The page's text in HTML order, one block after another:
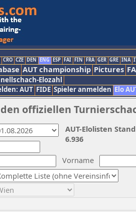
CRO CZE DEN ENG ESP FAI FIN FRA GER GRE INA
AUT championship Pictures
Elozahl
AUT FIDE Spieler anmelden Elo
offiziellen
Vorname
AUT-Elolisten
6.936